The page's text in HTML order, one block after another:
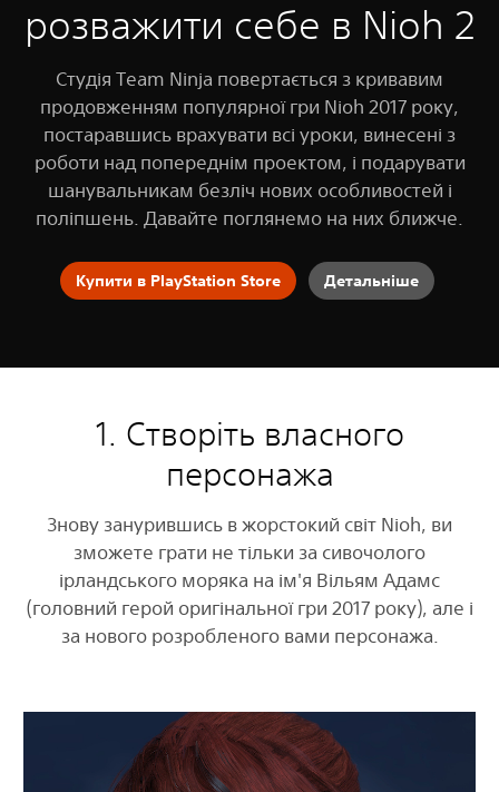
розважити себе в Nioh 2
Студія Team Ninja повертається з кривавим
продовженням популярної гри Nioh 2017 року,
постаравшись врахувати всі уроки, винесені з
роботи над попереднім проектом, і подарувати
шанувальникам безліч нових особливостей і
поліпшень. Давайте поглянемо на них ближче.
Купити в PlayStation Store Детальніше
1. Створіть власного
персонажа
Знову занурившись в жорстокий світ Nioh, ви
зможете грати не тільки за сивочолого
ірландського моряка на ім'я Вільям Адамс
(головний герой оригінальної гри 2017 року), але і
за нового розробленого вами персонажа.